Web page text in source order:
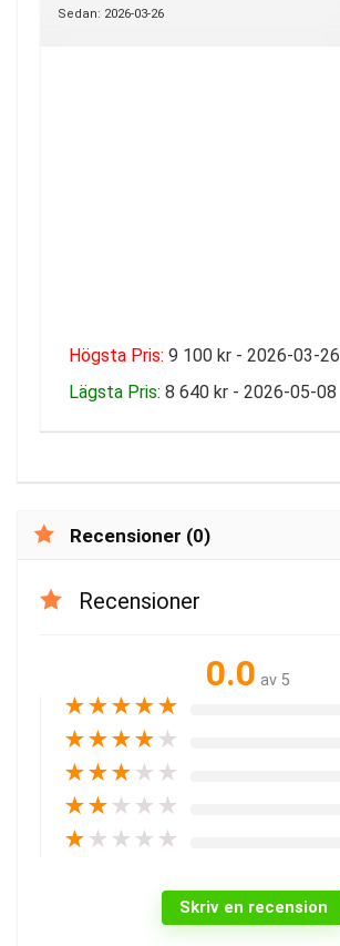
Sedan: 2026-03-26
Högsta Pris: 9 100 kr - 2026-03-26
Lägsta Pris: 8 640 kr - 2026-05-08
Recensioner (0)
Recensioner
0.0 av 5
★★★★★
★★★★ ★
★★★ ★ ★
★★ ★ ★ ★
★ ★ ★ ★ ★
Skriv en recension